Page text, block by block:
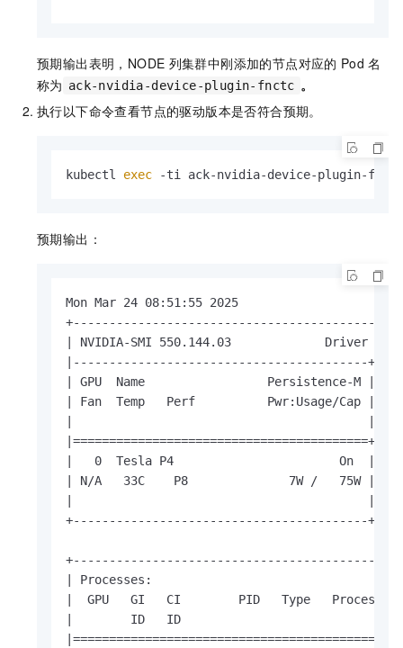
预期输出表明，NODE 列集群中刚添加的节点对应的 Pod 名
称为 ack-nvidia-device-plugin-fnctc 。
执行以下命令查看节点的驱动版本是否符合预期。
kubectl exec -ti ack-nvidia-device-plugin-
预期输出：
Mon Mar 24 08:51:55 2025
| NVIDIA-SMI 550.144.03             Driver
|-----------------------------------------
| GPU  Name                 Persistence-M |
| Fan  Temp   Perf          Pwr:Usage/Cap |
|   0  Tesla P4                       On  |
| N/A   33C    P8              7W /   75W |
+-----------------------------------------
| Processes:
|  GPU   GI   CI        PID   Type
|        ID   ID